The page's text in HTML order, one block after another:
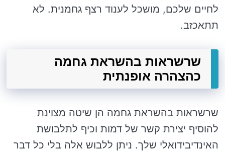
לחיים שלכם, מושכל לענוד רצף גחמנית. לא
תתאכזב.
שרשראות בהשראת גחמה
כהצהרה אופנתית
שרשראות בהשראת גחמה הן שיטה מצוינת
להוסיף יצירת קשר של דמות וכיף לתלבושת
האינדיבידואלי שלך. ניתן ללבוש אלה בלי כל דבר